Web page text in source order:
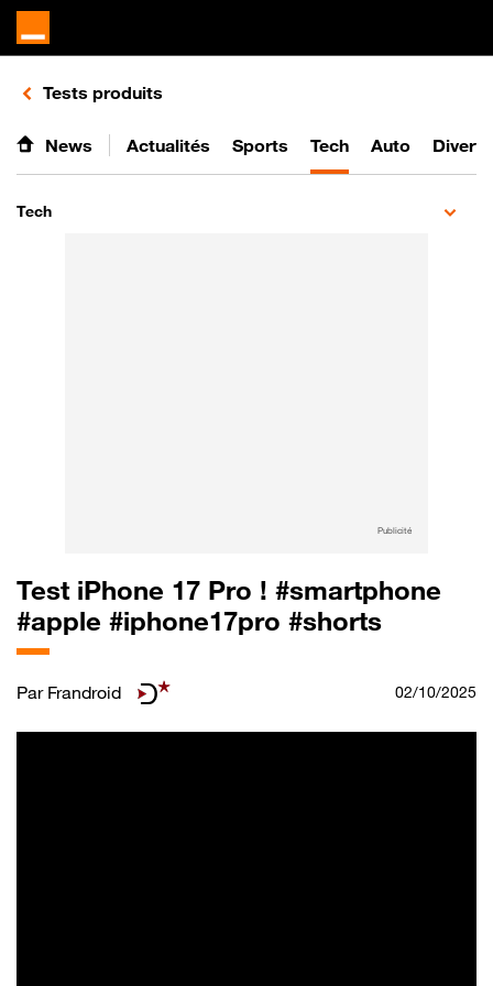
Retours vers le listing de vidéos de la catégorie
Tests produits
News Actualités Sports Tech Auto
Tech
Publicité
Test iPhone 17 Pro ! #smartphone
#apple #iphone17pro #shorts
Par Frandroid 02/10/2025